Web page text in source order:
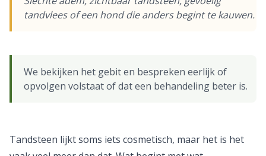
tandvlees of een hond die anders begint te kauwen.
We bekijken het gebit en bespreken eerlijk of
opvolgen volstaat of dat een behandeling beter is.
Tandsteen lijkt soms iets cosmetisch, maar het is het